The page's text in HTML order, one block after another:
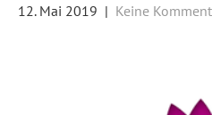
12. Mai 2019 | Keine